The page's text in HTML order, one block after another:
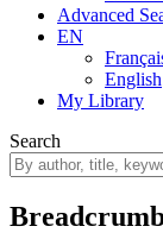
Advanced
EN
English
My Library
Search